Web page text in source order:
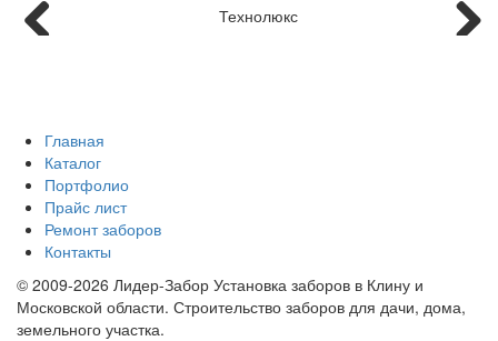
Главная
Каталог
Портфолио
Прайс лист
Ремонт заборов
Контакты
© 2009-2026 Лидер-Забор Установка заборов в Клину и
Московской области. Строительство заборов для дачи, дома,
земельного участка.